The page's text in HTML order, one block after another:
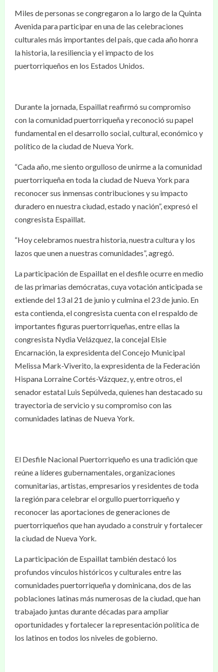
Miles de personas se congregaron a lo largo de la Quinta
Avenida para participar en una de las celebraciones
culturales más importantes del país, que cada año honra
la historia, la resiliencia y el impacto de los
puertorriqueños en los Estados Unidos.
Durante la jornada, Espaillat reafirmó su compromiso
con la comunidad puertorriqueña y reconoció su papel
fundamental en el desarrollo social, cultural, económico y
político de la ciudad de Nueva York.
“Cada año, me siento orgulloso de unirme a la comunidad
puertorriqueña en toda la ciudad de Nueva York para
reconocer sus inmensas contribuciones y su impacto
duradero en nuestra ciudad, estado y nación”, expresó el
congresista Espaillat.
“Hoy celebramos nuestra historia, nuestra cultura y los
lazos que unen a nuestras comunidades”, agregó.
La participación de Espaillat en el desfile ocurre en medio
de las primarias demócratas, cuya votación anticipada se
extiende del 13 al 21 de junio y culmina el 23 de junio. En
esta contienda, el congresista cuenta con el respaldo de
importantes figuras puertorriqueñas, entre ellas la
congresista Nydia Velázquez, la concejal Elsie
Encarnación, la expresidenta del Concejo Municipal
Melissa Mark-Viverito, la expresidenta de la Federación
Hispana Lorraine Cortés-Vázquez, y, entre otros, el
senador estatal Luis Sepúlveda, quienes han destacado su
trayectoria de servicio y su compromiso con las
comunidades latinas de Nueva York.
El Desfile Nacional Puertorriqueño es una tradición que
reúne a líderes gubernamentales, organizaciones
comunitarias, artistas, empresarios y residentes de toda
la región para celebrar el orgullo puertorriqueño y
reconocer las aportaciones de generaciones de
puertorriqueños que han ayudado a construir y fortalecer
la ciudad de Nueva York.
La participación de Espaillat también destacó los
profundos vínculos históricos y culturales entre las
comunidades puertorriqueña y dominicana, dos de las
poblaciones latinas más numerosas de la ciudad, que han
trabajado juntas durante décadas para ampliar
oportunidades y fortalecer la representación política de
los latinos en todos los niveles de gobierno.